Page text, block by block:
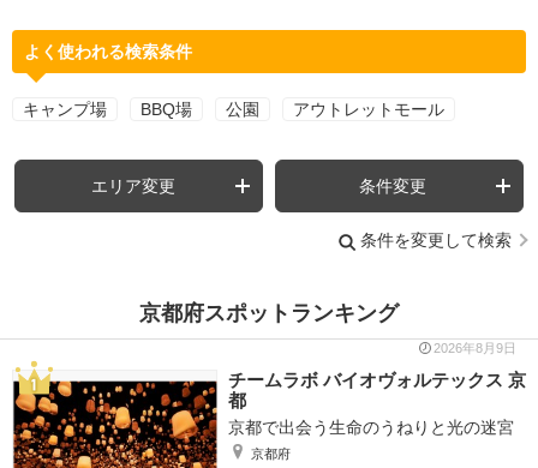
よく使われる検索条件
キャンプ場 BBQ場 公園 アウトレットモール
エリア変更 条件変更
条件を変更して検索
京都府スポットランキング
2026年8月9日
チームラボ バイオヴォルテックス 京
都
京都で出会う生命のうねりと光の迷宮
京都府